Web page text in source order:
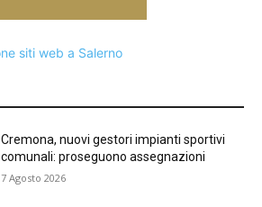
Cremona, nuovi gestori impianti sportivi
comunali: proseguono assegnazioni
7 Agosto 2026